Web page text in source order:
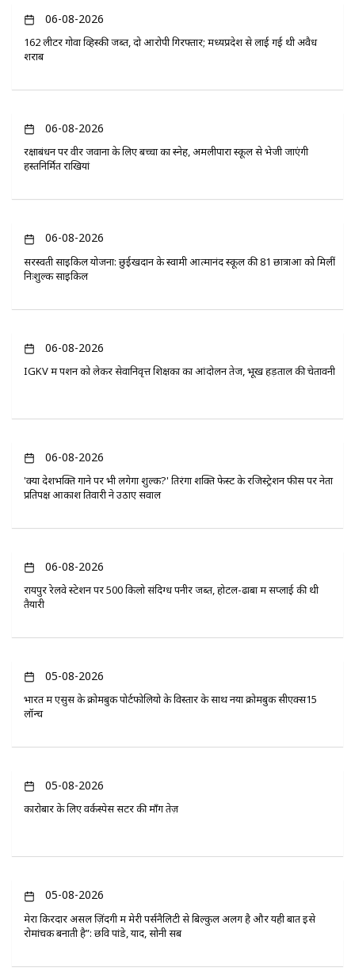
06-08-2026
162 लीटर गोवा व्हिस्की जब्त, दो आरोपी गिरफ्तार; मध्यप्रदेश से लाई गई थी अवैध
शराब
06-08-2026
रक्षाबंधन पर वीर जवानों के लिए बच्चों का स्नेह, अमलीपारा स्कूल से भेजी जाएंगी
हस्तनिर्मित राखियां
06-08-2026
सरस्वती साइकिल योजना: छुईखदान के स्वामी आत्मानंद स्कूल की 81 छात्राओं को मिलीं
निःशुल्क साइकिलें
06-08-2026
IGKV में पेंशन को लेकर सेवानिवृत्त शिक्षकों का आंदोलन तेज, भूख हड़ताल की चेतावनी
06-08-2026
'क्या देशभक्ति गाने पर भी लगेगा शुल्क?' तिरंगा शक्ति फेस्ट के रजिस्ट्रेशन फीस पर नेता
प्रतिपक्ष आकाश तिवारी ने उठाए सवाल
06-08-2026
रायपुर रेलवे स्टेशन पर 500 किलो संदिग्ध पनीर जब्त, होटल-ढाबों में सप्लाई की थी
तैयारी
05-08-2026
भारत में एसुस के क्रोमबुक पोर्टफोलियो के विस्तार के साथ नया क्रोमबुक सीएक्स15
लॉन्च
05-08-2026
कारोबार के लिए वर्कस्पेस सेंटर की माँग तेज़
05-08-2026
मेरा किरदार असल ज़िंदगी में मेरी पर्सनैलिटी से बिल्कुल अलग है और यही बात इसे
रोमांचक बनाती है”: छवि पांडे, यादें, सोनी सब